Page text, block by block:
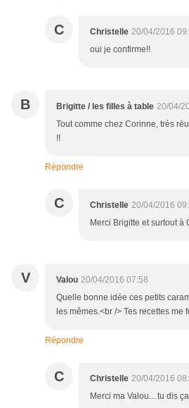
C Christelle 20/04/2016
oui je confirme!!
B Brigitte / les filles à table 20/04/
Tout comme chez Corinne, très
!!
Répondre
C Christelle 20/04/2016
Merci Brigitte et surtout à
V Valou 20/04/2016 07:58
Quelle bonne idée ces petits
les mêmes.<br /> Tes recettes
Répondre
C Christelle 20/04/2016
Merci ma Valou... tu dis